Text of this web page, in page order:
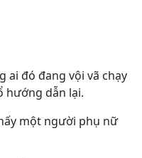
ai đó đang vội vã chạy
hướng dẫn lại.
một người phụ nữ